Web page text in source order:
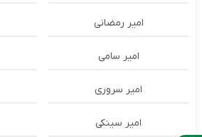
امیر رمضانی
امیر سامی
امیر سروری
امیر سینکی